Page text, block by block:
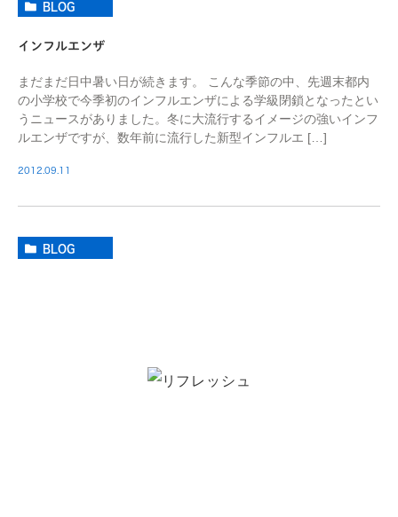
BLOG
インフルエンザ
まだまだ日中暑い日が続きます。 こんな季節の中、先週末都内
の小学校で今季初のインフルエンザによる学級閉鎖となったとい
うニュースがありました。冬に大流行するイメージの強いインフ
ルエンザですが、数年前に流行した新型インフルエ […]
2012.09.11
BLOG